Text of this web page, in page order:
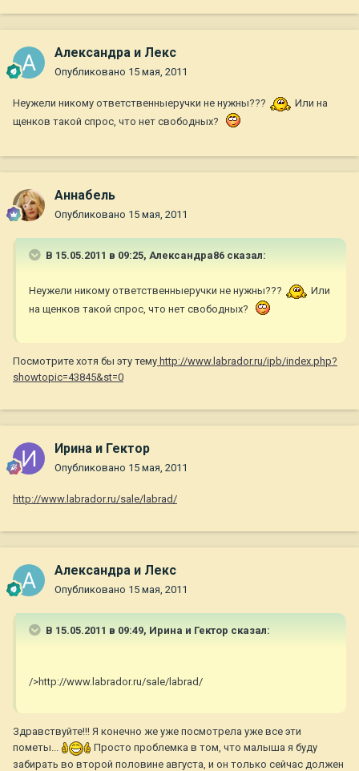
Александра и Лекс
Опубликовано 15 мая, 2011
Неужели никому ответственныеручки не нужны???
Или на
щенков такой спрос, что нет свободных?
Aннaбель
Опубликовано 15 мая, 2011
В 15.05.2011 в 09:25, Александра86 сказал:
Неужели никому ответственныеручки не нужны???
Или
на щенков такой спрос, что нет свободных?
Посмотрите хотя бы эту тему http://www.labrador.ru/ipb/index.php?
showtopic=43845&st=0
Ирина и Гектор
Опубликовано 15 мая, 2011
http://www.labrador.ru/sale/labrad/
Александра и Лекс
Опубликовано 15 мая, 2011
В 15.05.2011 в 09:49, Ирина и Гектор сказал:
/>http://www.labrador.ru/sale/labrad/
Здравствуйте!!! Я конечно же уже посмотрела уже все эти
пометы...
Просто проблемка в том, что малыша я буду
забирать во второй половине августа, и он только сейчас должен